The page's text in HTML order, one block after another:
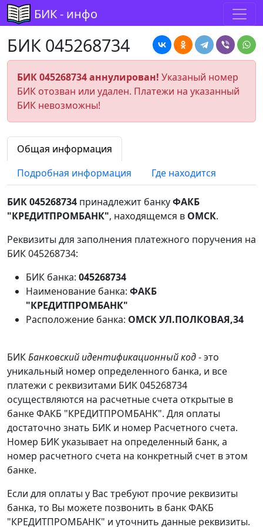
БИК - инфо
БИК 045268734
БИК 045268734 аннулирован! Указаный номер
БИК отозван или удален. Платежи на указанный
БИК невозможны!
Общая информация
Подробная информация
Где находится
БИК 045268734 принадлежит банкуФАКБ
"КРЕДИТПРОМБАНК", находящемся в ОМСК.
Реквизиты для заполнения платежного поручения на
БИК 045268734:
БИК банка: 045268734
Наименование банка: ФАКБ
"КРЕДИТПРОМБАНК"
Расположение банка: ОМСК УЛ.ПОЛКОВАЯ,34
БИКБанковский идентификационный код- это
уникальный номер определенного банка, и все
платежи с реквизитами БИК 045268734
осуществляются на расчетные счета открытые в
банке ФАКБ "КРЕДИТПРОМБАНК". Для оплаты
достаточно знать БИК и номер Расчетного счета.
Номер БИК указывает на определенный банк, а
номер расчетного счета на конкретный счет в этом
банке.
Если для оплаты у Вас требуют прочие реквизиты
банка, то Вы можете позвонить в банк ФАКБ
"КРЕДИТПРОМБАНК" и уточнить данные реквизиты.